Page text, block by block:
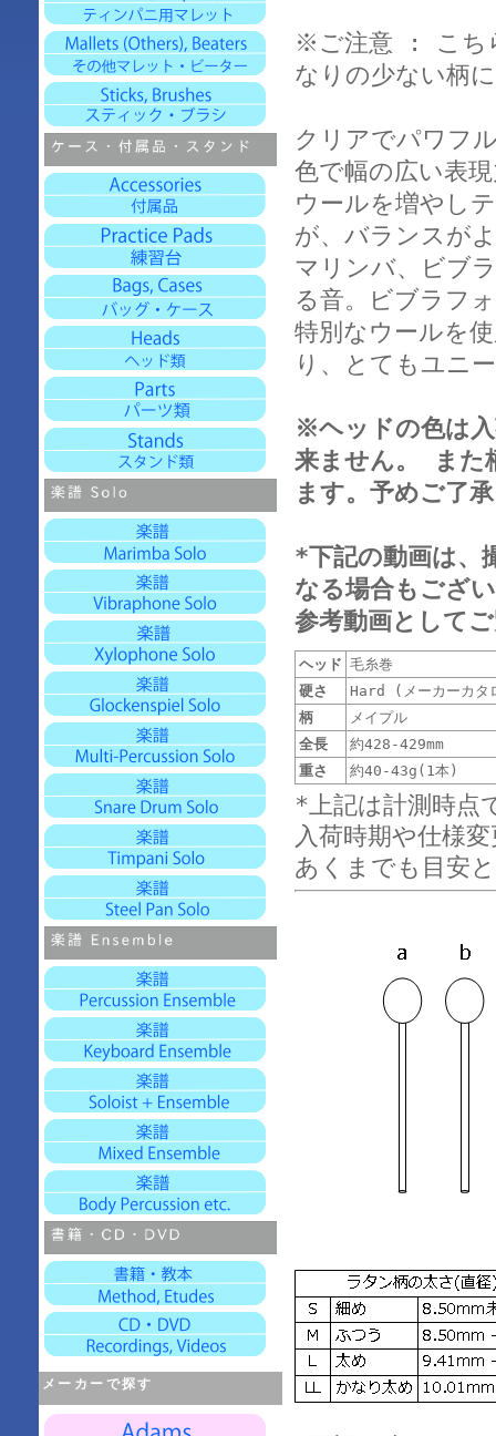
メーカーで探す
※ご注意 : こち
なりの少ない柄
クリアでパワフ
色で幅の広い表
ウールを増やし
が、バランスが
マリンバ、ビブ
る音。ビブラフ
特別なウールを
り、とてもユニ
※ヘッドの色は
来ません。 また
ます。予めご了
*下記の動画は、
なる場合もござ
参考動画として
ヘッド 毛糸巻
硬さ
Hard (メーカーカタ
柄
メイプル
全長
約428-429mm
重さ
約40-43g(1本)
*上記は計測時点
入荷時期や仕様
あくまでも目安